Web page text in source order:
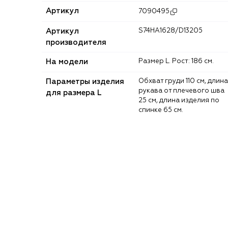
Артикул 7090495
Артикул
производителя
S74HA1628/D13205
На модели Размер L. Рост: 186 см.
Параметры изделия
для размера L
Обхват груди 110 см, длина
рукава от плечевого шва
25 см, длина изделия по
спинке 65 см.